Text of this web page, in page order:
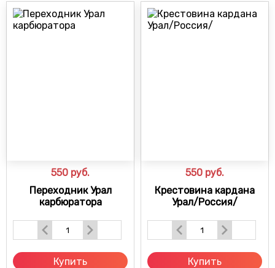
550 руб.
Переходник Урал
карбюратора
Купить
550 руб.
Крестовина кардана
Урал/Россия/
Купить